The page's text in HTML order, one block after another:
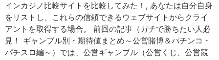
インカジノ比較サイトを比較してみた！, あなたは自分自身
をリストし、これらの信頼できるウェブサイトからクライ
アントを取得する場合。 前回の記事（ガチで勝ちたい人必
見！ ギャンブル別・期待値まとめ～公営賭博＆パチンコ・
パチスロ編～）では、公営ギャンブル（公営くじ、公営競